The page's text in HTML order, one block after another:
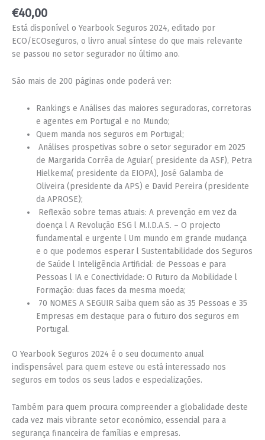
€40,00
Está disponível o Yearbook Seguros 2024, editado por
ECO/ECOseguros, o livro anual síntese do que mais relevante
se passou no setor segurador no último ano.
São mais de 200 páginas onde poderá ver:
Rankings e Análises das maiores seguradoras, corretoras
e agentes em Portugal e no Mundo;
Quem manda nos seguros em Portugal;
Análises prospetivas sobre o setor segurador em 2025
de Margarida Corrêa de Aguiar( presidente da ASF), Petra
Hielkema( presidente da EIOPA), José Galamba de
Oliveira (presidente da APS) e David Pereira (presidente
da APROSE);
Reflexão sobre temas atuais: A prevenção em vez da
doença l A Revolução ESG l M.I.D.A.S. – O projecto
fundamental e urgente l Um mundo em grande mudança
e o que podemos esperar l Sustentabilidade dos Seguros
de Saúde l Inteligência Artificial: de Pessoas e para
Pessoas l IA e Conectividade: O Futuro da Mobilidade l
Formação: duas faces da mesma moeda;
70 NOMES A SEGUIR Saiba quem são as 35 Pessoas e 35
Empresas em destaque para o futuro dos seguros em
Portugal.
O Yearbook Seguros 2024 é o seu documento anual
indispensável para quem esteve ou está interessado nos
seguros em todos os seus lados e especializações.
Também para quem procura compreender a globalidade deste
cada vez mais vibrante setor económico, essencial para a
segurança financeira de famílias e empresas.